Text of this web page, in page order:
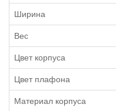
Ширина
Вес
Цвет корпуса
Цвет плафона
Материал корпуса